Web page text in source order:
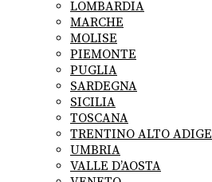
LOMBARDIA
MARCHE
MOLISE
PIEMONTE
PUGLIA
SARDEGNA
SICILIA
TOSCANA
TRENTINO ALTO ADIGE
UMBRIA
VALLE D’AOSTA